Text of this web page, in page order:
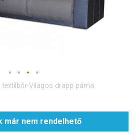
textilbőr-Világos drapp párna
már nem rendelhető